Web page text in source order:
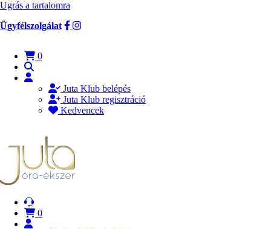
Ugrás a tartalomra
Ügyfélszolgálat
0
Juta Klub belépés
Juta Klub regisztráció
Kedvencek
0